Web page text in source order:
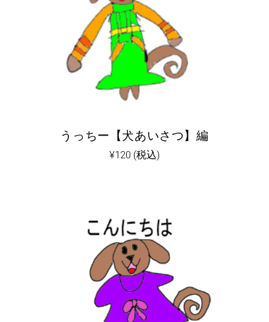
うっちー【犬あいさつ】編
¥120 (税込)